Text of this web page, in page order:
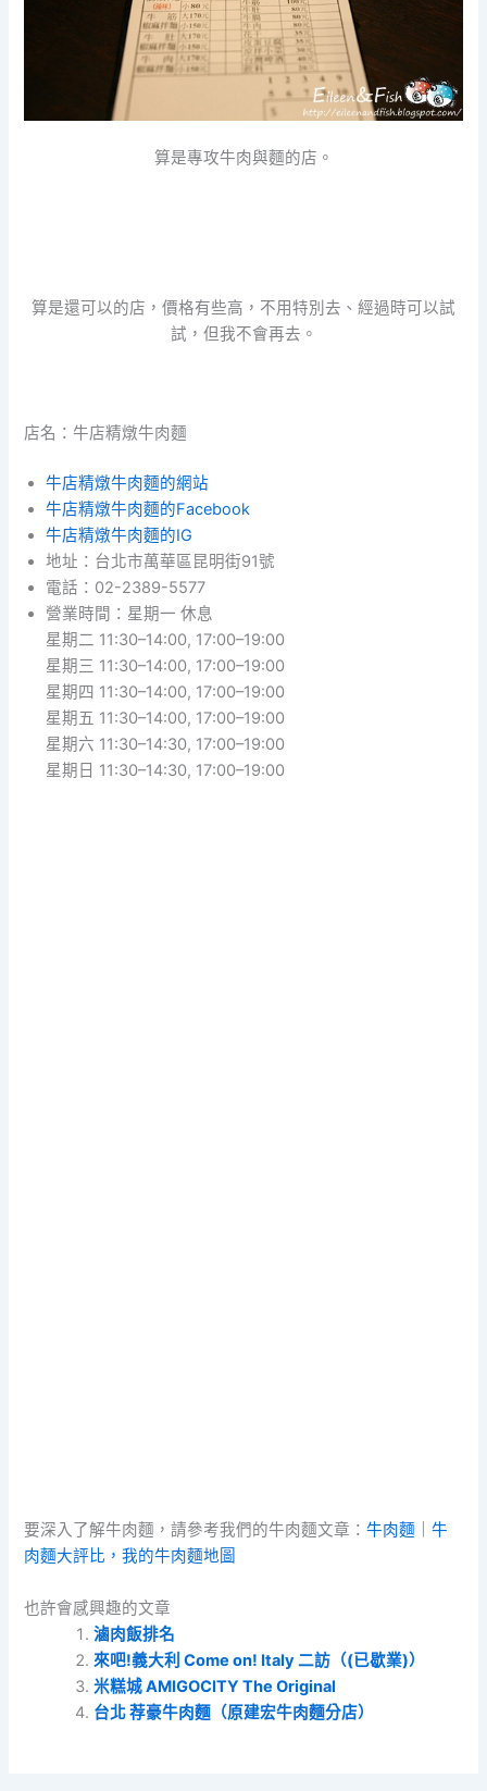
算是專攻牛肉與麵的店。
算是還可以的店，價格有些高，不用特別去、經過時可以試
試，但我不會再去。
店名：牛店精燉牛肉麵
牛店精燉牛肉麵的網站
牛店精燉牛肉麵的Facebook
牛店精燉牛肉麵的IG
地址：台北市萬華區昆明街91號
電話：02-2389-5577
營業時間：星期一 休息
星期二 11:30–14:00, 17:00–19:00
星期三 11:30–14:00, 17:00–19:00
星期四 11:30–14:00, 17:00–19:00
星期五 11:30–14:00, 17:00–19:00
星期六 11:30–14:30, 17:00–19:00
星期日 11:30–14:30, 17:00–19:00
要深入了解牛肉麵，請參考我們的牛肉麵文章：牛肉麵｜牛
肉麵大評比，我的牛肉麵地圖
也許會感興趣的文章
滷肉飯排名
來吧!義大利 Come on! Italy 二訪（(已歇業)）
米糕城 AMIGOCITY The Original
台北 荐豪牛肉麵（原建宏牛肉麵分店）